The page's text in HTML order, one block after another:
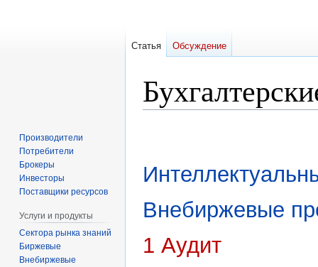
Внебиржевые
1 Аудит
Статья Обсуждение
Производители
Потребители
Брокеры
Инвесторы
Поставщики ресурсов
Услуги и продукты
Сектора рынка знаний
Биржевые
Внебиржевые